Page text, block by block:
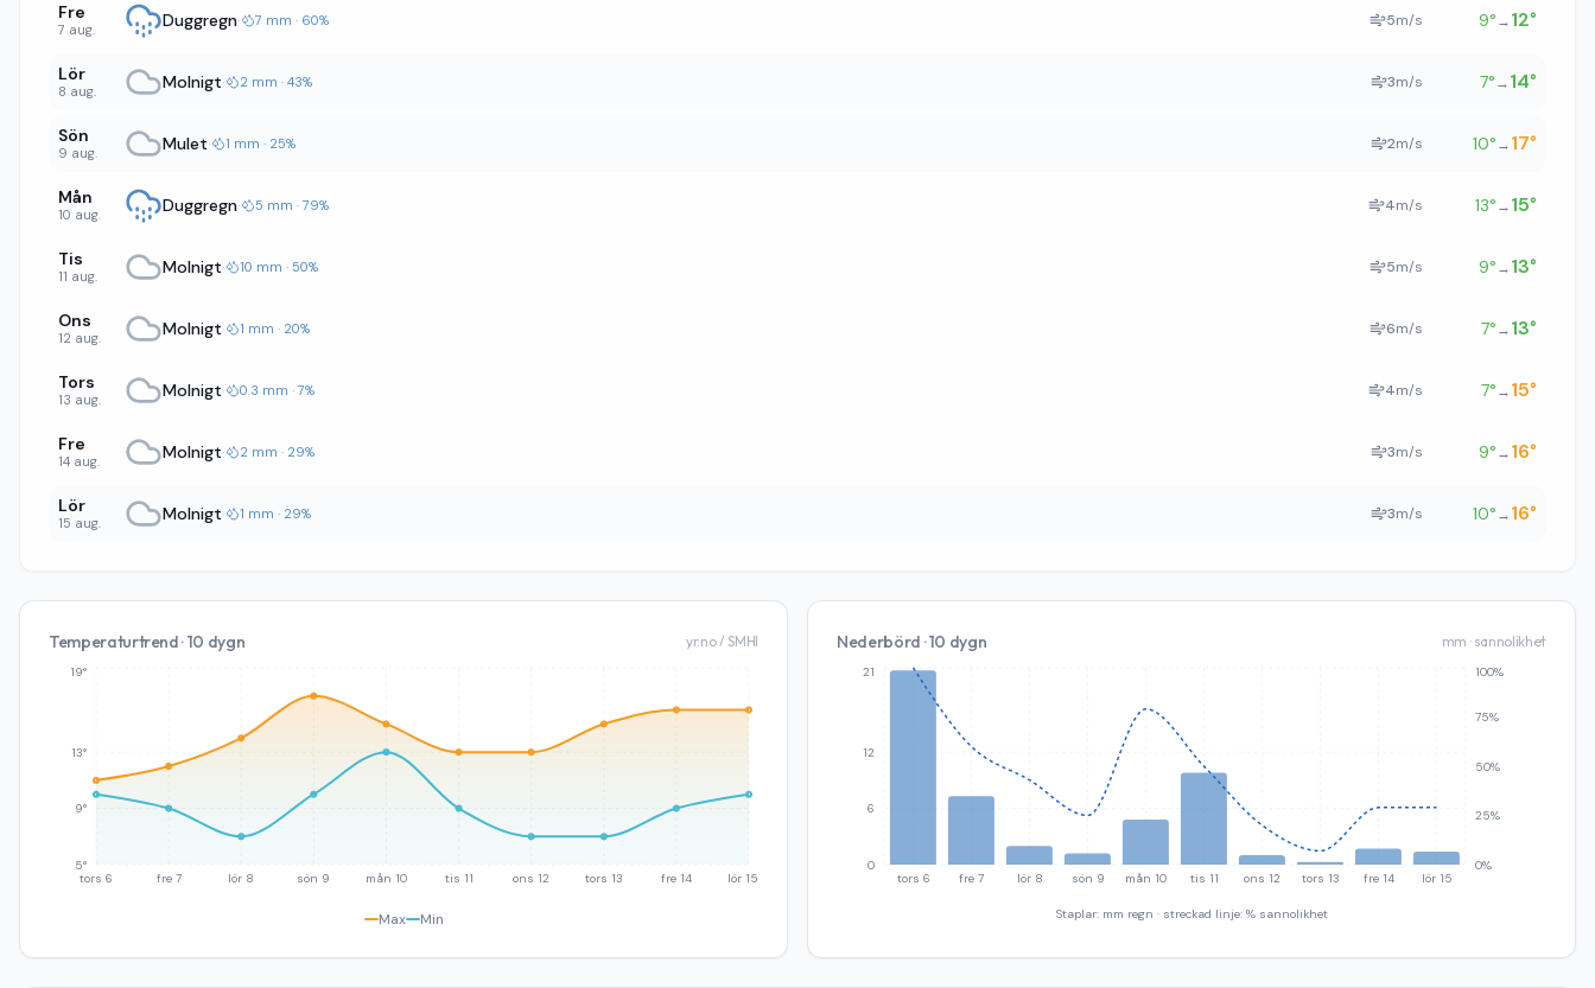
Fre
7 aug. Duggregn· 7 mm · 60% 5m/s 9°→12°
Lör
8 aug. Molnigt· 2 mm · 43% 3m/s 7°→14°
Sön
9 aug. Mulet· 1 mm · 25% 2m/s 10°→17°
Mån
10 aug. Duggregn· 5 mm · 79% 4m/s 13°→15°
Tis
11 aug. Molnigt· 10 mm · 50% 5m/s 9°→13°
Ons
12 aug. Molnigt· 1 mm · 20% 6m/s 7°→13°
Tors
13 aug. Molnigt· 0.3 mm · 7% 4m/s 7°→15°
Fre
14 aug. Molnigt· 2 mm · 29% 3m/s 9°→16°
Lör
15 aug. Molnigt· 1 mm · 29% 3m/s 10°→16°
Temperaturtrend · 10 dygn yr.no / SMHI
tors 6 fre 7 lör 8 sön 9 mån 10 tis 11 ons 12 tors 13 fre 14 lör 15
5°
9°
13°
19°
Max Min
Nederbörd · 10 dygn mm · sannolikhet
tors 6 fre 7 lör 8 sön 9 mån 10 tis 11 ons 12 tors 13 fre 14 lör 15
0
6
12
21
0%
25%
50%
75%
100%
Staplar: mm regn · streckad linje: % sannolikhet